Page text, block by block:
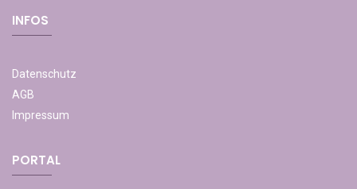
INFOS
Datenschutz
AGB
Impressum
PORTAL